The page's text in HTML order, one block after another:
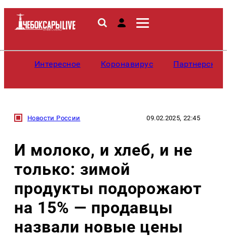
Интересное Коронавирус
Новости России 09.02.2025, 22:45
И молоко, и хлеб, и не
только: зимой
продукты подорожают
на 15% — продавцы
назвали новые цены